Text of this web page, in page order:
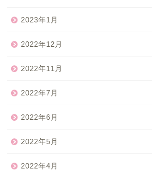
2023年1月
2022年12月
2022年11月
2022年7月
2022年6月
2022年5月
2022年4月